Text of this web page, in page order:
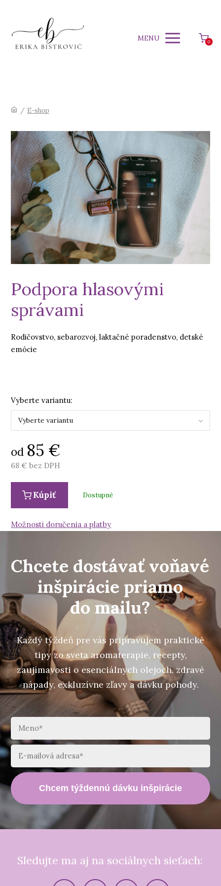
MENU 0
/ E-shop
Podpora hlasovými
správami
Rodičovstvo, sebarozvoj, laktačné poradenstvo, detské
emócie
Vyberte variantu:
Vyberte variantu
od 85 €
68 € bez DPH
Kúpiť Dostupné
Možnosti doručenia a platby
Chcete dostávať voňavé
inšpirácie priamo
do mailu?
Každý týždeň pre vás pripravujem praktické
tipy zo sveta aromaterapie, recepty,
zaujímavosti o esenciálnych olejoch, zdravé
nápady, exkluzívne zľavy a dávku pohody.
Chcem týždennú dávku inšpirácie
Sledujte ma aj na sociálnych sieťach: